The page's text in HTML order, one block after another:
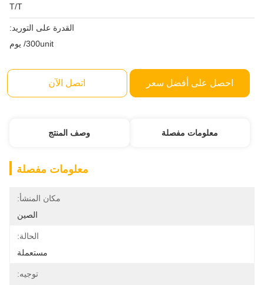
T/T
القدرة على التوريد:
300unit/ يوم
احصل على أفضل سعر اتصل الآن
معلومات مفصلة وصف المنتج
معلومات مفصلة
مكان المنشأ:
الصين
الحالة:
مستعملة
توجيه: